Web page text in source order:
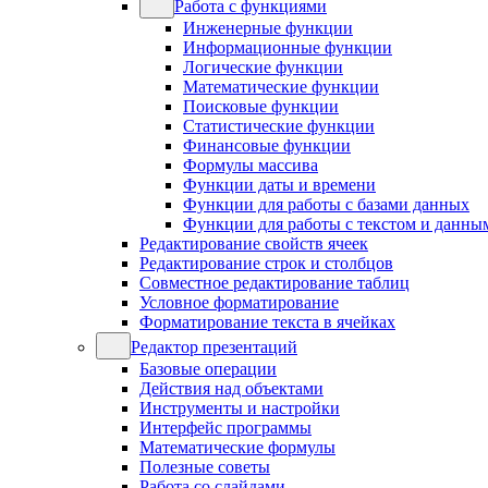
Работа с функциями
Инженерные функции
Информационные функции
Логические функции
Математические функции
Поисковые функции
Статистические функции
Финансовые функции
Формулы массива
Функции даты и времени
Функции для работы с базами данных
Функции для работы с текстом и
Редактирование свойств ячеек
Редактирование строк и столбцов
Совместное редактирование таблиц
Условное форматирование
Форматирование текста в ячейках
Редактор презентаций
Базовые операции
Действия над объектами
Инструменты и настройки
Интерфейс программы
Математические формулы
Полезные советы